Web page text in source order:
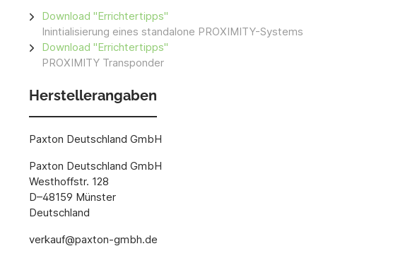
Download "Errichtertipps"
Inintialisierung eines standalone PROXIMITY-Systems
Download "Errichtertipps"
PROXIMITY Transponder
Herstellerangaben
Paxton Deutschland GmbH
Paxton Deutschland GmbH
Westhoffstr. 128
D–48159 Münster
Deutschland
verkauf@paxton-gmbh.de